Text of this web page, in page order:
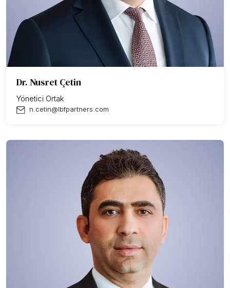
Dr. Nusret Çetin
Yönetici Ortak
n.cetin@lbfpartners.com